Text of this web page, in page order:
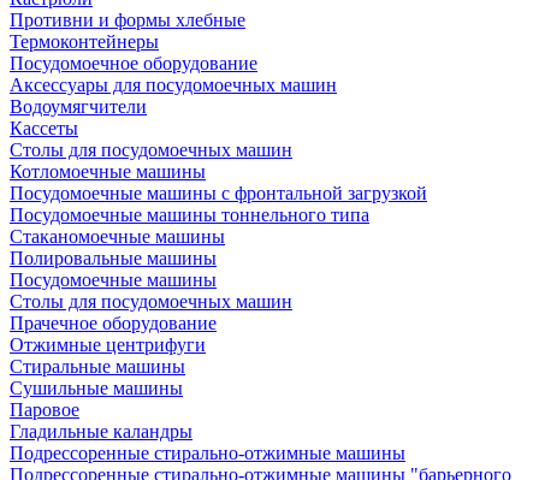
Противни и формы хлебные
Термоконтейнеры
Посудомоечное оборудование
Аксессуары для посудомоечных машин
Водоумягчители
Кассеты
Столы для посудомоечных машин
Котломоечные машины
Посудомоечные машины с фронтальной загрузкой
Посудомоечные машины тоннельного типа
Стаканомоечные машины
Полировальные машины
Посудомоечные машины
Столы для посудомоечных машин
Прачечное оборудование
Отжимные центрифуги
Стиральные машины
Сушильные машины
Паровое
Гладильные каландры
Подрессоренные стирально-отжимные машины
Подрессоренные стирально-отжимные машины "барьерного